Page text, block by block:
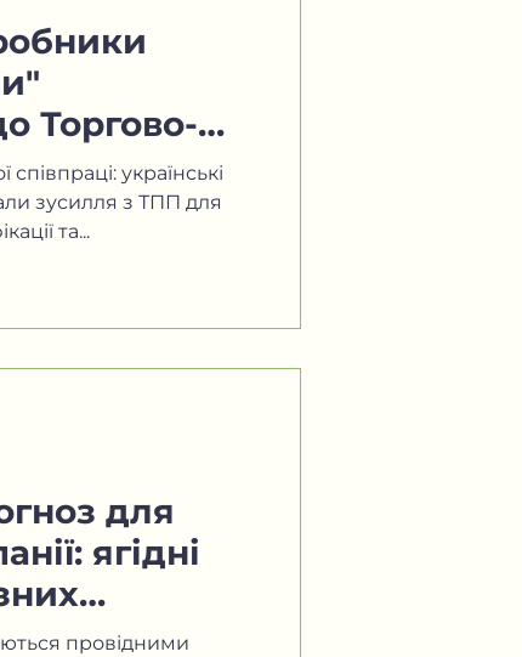
Торгово-
українські
зусилля з ТПП для
та...
для
ягідні
провідними